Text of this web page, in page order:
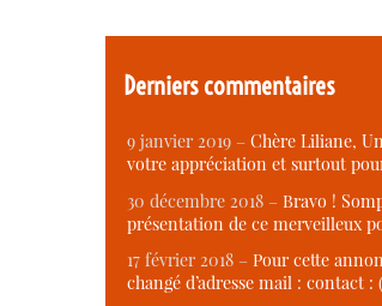
Derniers commentaires
9 janvier 2019 – Chère Liliane,
votre appréciation et surtout
30 décembre 2018 – Bravo !
présentation de ce merveilleux
17 février 2018 – Pour cette
changé d’adresse mail : contact :